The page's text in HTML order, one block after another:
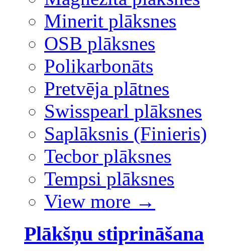
Minerit plāksnes
OSB plāksnes
Polikarbonāts
Pretvēja plātnes
Swisspearl plāksnes
Saplāksnis (Finieris)
Tecbor plāksnes
Tempsi plāksnes
View more →
Plākšņu stiprināšana